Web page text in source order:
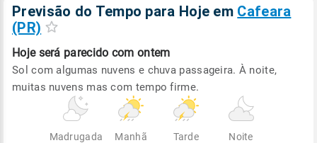
Previsão do Tempo para Hoje em Cafeara
(PR)
Hoje será parecido com ontem
Sol com algumas nuvens e chuva passageira. À noite,
muitas nuvens mas com tempo firme.
Madrugada Manhã Tarde Noite